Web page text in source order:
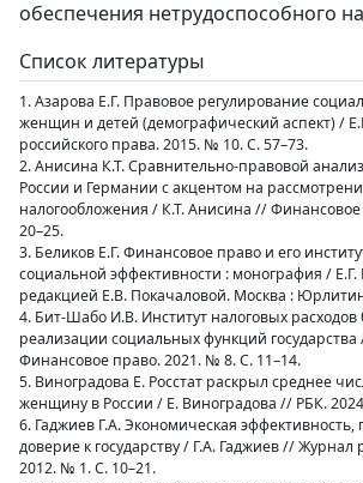
обеспечения нетрудоспособного
Список литературы
1. Азарова Е.Г. Правовое регулирование
женщин и детей (демографический аспект) /
российского права. 2015. № 10. С. 57–73.
2. Анисина К.Т. Сравнительно-правовой
России и Германии с акцентом на
налогообложения / К.Т. Анисина //
20–25.
3. Беликов Е.Г. Финансовое право и его
социальной эффективности : монография / Е.Г.
редакцией Е.В. Покачаловой. Москва :
4. Бит-Шабо И.В. Институт налоговых
реализации социальных функций
Финансовое право. 2021. № 8. С. 11–14.
5. Виноградова Е. Росстат раскрыл среднее
женщину в России / Е. Виноградова // РБК.
6. Гаджиев Г.А. Экономическая эффективность,
доверие к государству / Г.А. Гаджиев // Журнал
2012. № 1. С. 10–21.